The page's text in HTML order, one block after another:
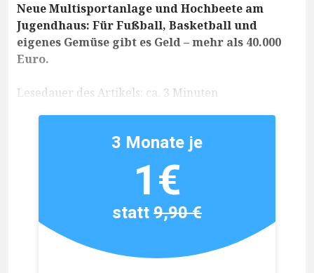
Neue Multisportanlage und Hochbeete am
Jugendhaus: Für Fußball, Basketball und
eigenes Gemüse gibt es Geld – mehr als 40.000
Euro.
Lesedauer des Artikels: ca. 3 Minuten
3 Monate je
1€
statt9,90 €